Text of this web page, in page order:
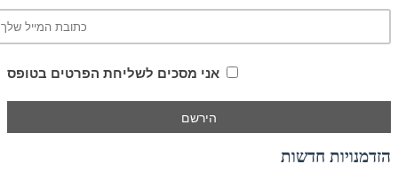
אני מסכים לשליחת הפרטים בטופס
הזדמנויות חדשות